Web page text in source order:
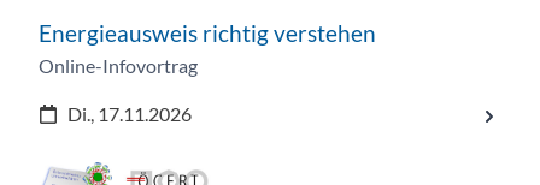
Energieausweis richtig verstehen
Online-Infovortrag
Di., 17.11.2026